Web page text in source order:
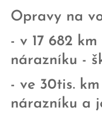
Opravy na
- v 17 682
nárazníku -
- ve 30tis.
nárazníku a